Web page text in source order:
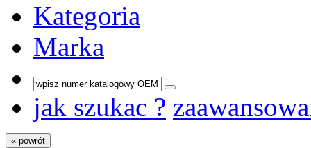
Kategoria
Marka
jak szukac ?
« powrót